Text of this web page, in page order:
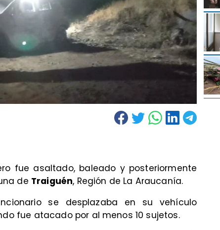
fue asaltado, baleado y posteriormente
de Traiguén, Región de La Araucanía.
se desplazaba en su vehículo
fue atacado por al menos 10 sujetos.